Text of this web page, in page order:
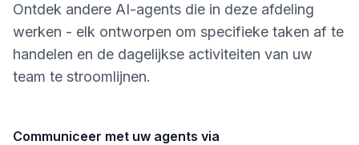
Ontdek andere AI-agents die in deze afdeling
werken - elk ontworpen om specifieke taken af te
handelen en de dagelijkse activiteiten van uw
team te stroomlijnen.
Communiceer met uw agents via